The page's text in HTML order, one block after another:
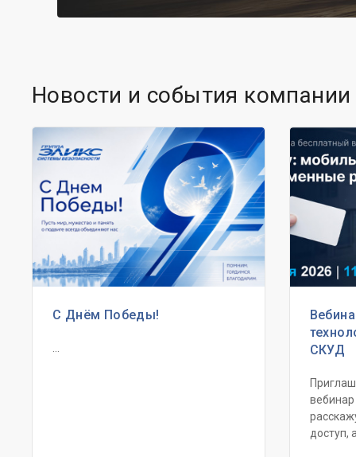
Новости и события компании
С Днём Победы!
СКУД
вебинар
доступ,